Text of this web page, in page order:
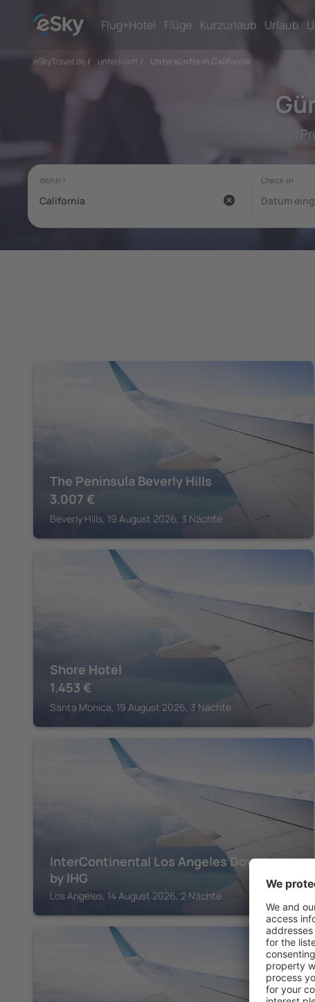
Flug+Hotel Flüge Kurzurlaub Urlaub
eSkyTravel.de/ unterkunft / Unterkünfte in California
The Peninsula Beverly Hills
3.007 €
Beverly Hills, 19 August 2026, 3 Nächte
Shore Hotel
1.453 €
Santa Monica, 19 August 2026, 3 Nächte
InterContinental Los Angeles Downtown
by IHG
Los Angeles, 14 August 2026, 2 Nächte